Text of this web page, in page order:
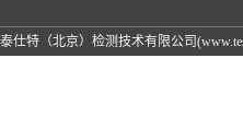
泰仕特（北京）检测技术有限公司